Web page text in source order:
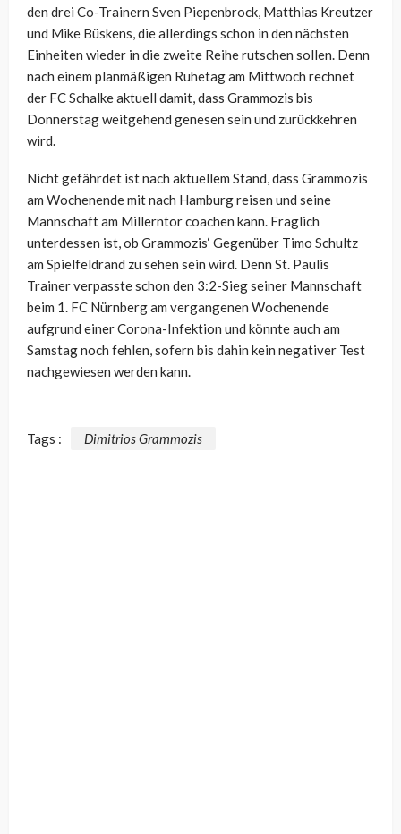
den drei Co-Trainern Sven Piepenbrock, Matthias Kreutzer
und Mike Büskens, die allerdings schon in den nächsten
Einheiten wieder in die zweite Reihe rutschen sollen. Denn
nach einem planmäßigen Ruhetag am Mittwoch rechnet
der FC Schalke aktuell damit, dass Grammozis bis
Donnerstag weitgehend genesen sein und zurückkehren
wird.
Nicht gefährdet ist nach aktuellem Stand, dass Grammozis
am Wochenende mit nach Hamburg reisen und seine
Mannschaft am Millerntor coachen kann. Fraglich
unterdessen ist, ob Grammozis‘ Gegenüber Timo Schultz
am Spielfeldrand zu sehen sein wird. Denn St. Paulis
Trainer verpasste schon den 3:2-Sieg seiner Mannschaft
beim 1. FC Nürnberg am vergangenen Wochenende
aufgrund einer Corona-Infektion und könnte auch am
Samstag noch fehlen, sofern bis dahin kein negativer Test
nachgewiesen werden kann.
Tags : Dimitrios Grammozis